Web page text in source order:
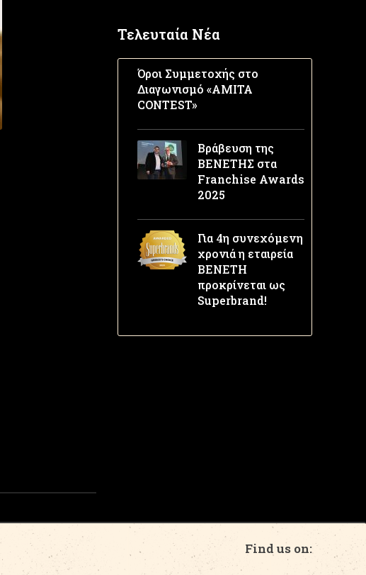
Τελευταία Νέα
Όροι Συμμετοχής στο
Διαγωνισμό «AMITA
CONTEST»
Βράβευση της
ΒΕΝΕΤΗΣ στα
Franchise Awards
2025
Για 4η συνεχόμενη
χρονιά η εταιρεία
ΒΕΝΕΤΗ
προκρίνεται ως
Superbrand!
Find us on: